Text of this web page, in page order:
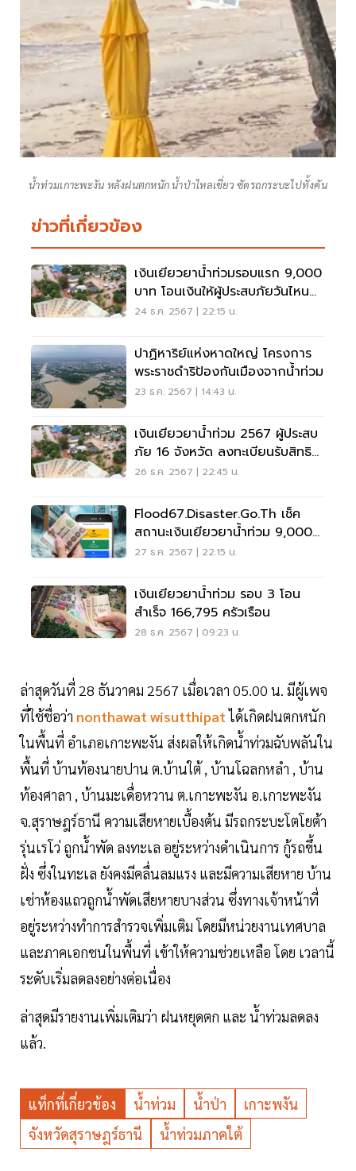
น้ำท่วมเกาะพะงัน หลังฝนตกหนัก น้ำป่าไหลเชี่ยว ซัดรถกระบะไปทั้งคัน
ข่าวที่เกี่ยวข้อง
เงินเยียวยาน้ำท่วมรอบแรก 9,000
บาท โอนเงินให้ผู้ประสบภัยวันไหน
เช็คที่นี่
24 ธ.ค. 2567 | 22:15 น.
ปาฏิหาริย์แห่งหาดใหญ่ โครงการ
พระราชดำริป้องกันเมืองจากน้ำท่วม
23 ธ.ค. 2567 | 14:43 น.
เงินเยียวยาน้ำท่วม 2567 ผู้ประสบ
ภัย 16 จังหวัด ลงทะเบียนรับสิทธิ
ถึงวันไหน
26 ธ.ค. 2567 | 22:45 น.
Flood67.disaster.go.th เช็ค
สถานะเงินเยียวยาน้ำท่วม 9,000
บาท
27 ธ.ค. 2567 | 22:15 น.
เงินเยียวยาน้ำท่วม รอบ 3 โอน
สำเร็จ 166,795 ครัวเรือน
28 ธ.ค. 2567 | 09:23 น.
ล่าสุดวันที่ 28 ธันวาคม 2567 เมื่อเวลา 05.00 น. มีผู้เพจ
ที่ใช้ชื่อว่า nonthawat wisutthipatได้เกิดฝนตกหนัก
ในพื้นที่ อำเภอเกาะพะงัน ส่งผลให้เกิดน้ำท่วมฉับพลันใน
พื้นที่ บ้านท้องนายปาน ต.บ้านใต้ , บ้านโฉลกหลำ , บ้าน
ท้องศาลา , บ้านมะเดื่อหวาน ต.เกาะพะงัน อ.เกาะพะงัน
จ.สุราษฎร์ธานี ความเสียหายเบื้องต้น มีรถกระบะโตโยต้า
รุ่นเรโว่ ถูกน้ำพัด ลงทะเล อยู่ระหว่างดำเนินการ กู้รถขึ้น
ฝั่ง ซึ่งในทะเล ยังคงมีคลื่นลมแรง และมีความเสียหาย บ้าน
เช่าห้องแถวถูกน้ำพัดเสียหายบางส่วน ซึ่งทางเจ้าหน้าที่
อยู่ระหว่างทำการสำรวจเพิ่มเติม โดยมีหน่วยงานเทศบาล
และภาคเอกชนในพื้นที่ เข้าให้ความช่วยเหลือ โดย เวลานี้
ระดับเริ่มลดลงอย่างต่อเนื่อง
ล่าสุดมีรายงานเพิ่มเติมว่า ฝนหยุดตก และ น้ำท่วมลดลง
แล้ว.
แท็กที่เกี่ยวข้อง น้ำท่วม น้ำป่า
เกาะพงัน
จังหวัดสุราษฎร์ธานี
น้ำท่วมภาคใต้